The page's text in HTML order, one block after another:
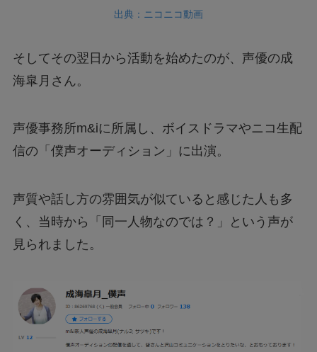
出典：ニコニコ動画
そしてその翌日から活動を始めたのが、声優の成
海皐月さん。
声優事務所m&iに所属し、ボイスドラマやニコ生配
信の「僕声オーディション」に出演。
声質や話し方の雰囲気が似ていると感じた人も多
く、当時から「同一人物なのでは？」という声が
見られました。